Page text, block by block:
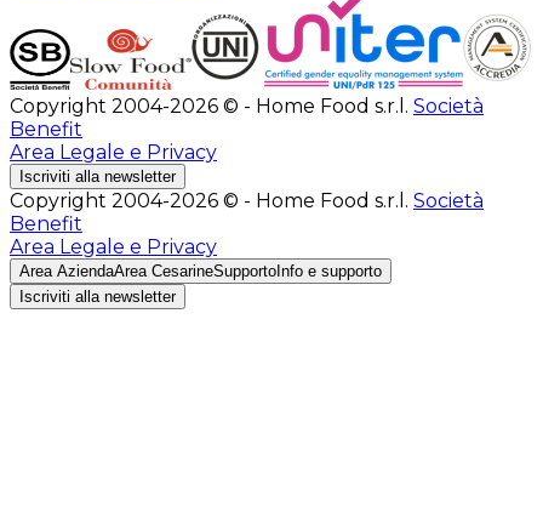
Copyright 2004-2026 © - Home Food s.r.l. Società
Benefit
Area Legale e Privacy
Iscriviti alla newsletter
Copyright 2004-2026 © - Home Food s.r.l. Società
Benefit
Area Legale e Privacy
Area AziendaArea CesarineSupporto Info e supporto
Iscriviti alla newsletter